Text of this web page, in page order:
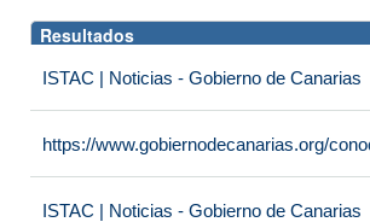
Resultados
ISTAC | Noticias - Gobierno de Canarias
https://www.gobiernodecanarias.org/
ISTAC | Noticias - Gobierno de Canarias